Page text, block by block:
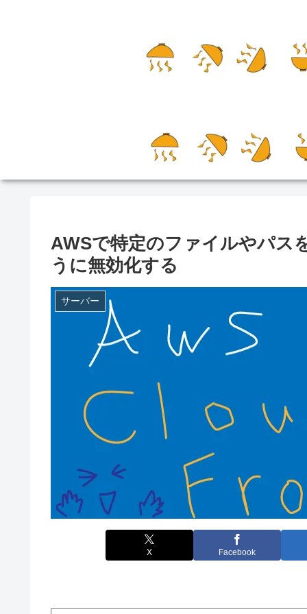
AWSで特定のファイルやパ
うに無効化する
サーバー
X Facebook